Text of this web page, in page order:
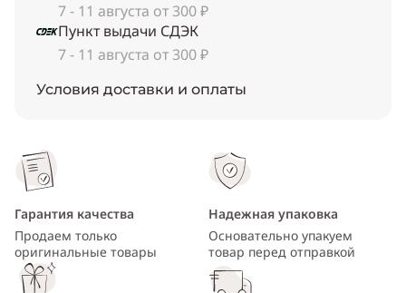
7 - 11 августа от 300 ₽
Пункт выдачи СДЭК
7 - 11 августа от 300 ₽
Условия доставки и оплаты
Гарантия качества
Продаем только
оригинальные товары
Надежная упаковка
Основательно упакуем
товар перед отправкой